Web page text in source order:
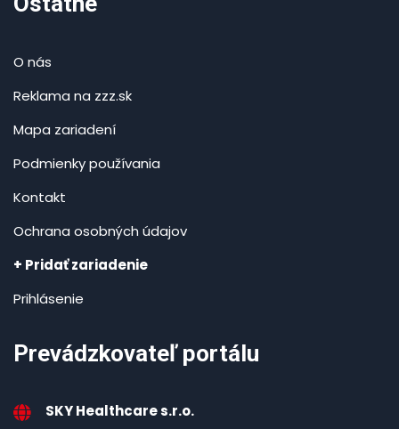
O nás
Reklama na zzz.sk
Mapa zariadení
Podmienky používania
Kontakt
Ochrana osobných údajov
+ Pridať zariadenie
Prihlásenie
Prevádzkovateľ portálu
SKY Healthcare s.r.o.